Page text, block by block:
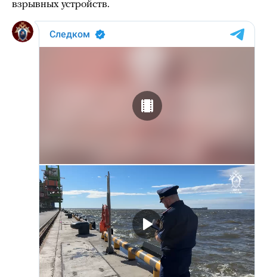
взрывных устройств.